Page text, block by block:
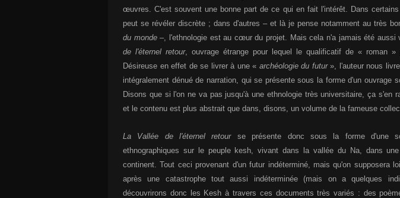
œuvres. C'est souvent une bonne part de ce qui en fait l'intérêt. Dans
peut se révéler discrète ; dans d'autres – et là je pense notamment au très
du monde –, l'ethnologie est au cœur du projet. Mais cela n'a jamais été aussi
de l'éternel retour, ouvrage étrange pour lequel le qualificatif de « roman »
Désireuse en effet de se livrer à une « archéologie du futur », l'auteur nous
intégralement dénué de narration, qui se présente sous la forme d'un ouvrage
Disons que si l'on ne va pas jusqu'à une ethnologie très universitaire, ça s'en
et le contenu est plus abstrait que dans, disons, un volume de la fameuse
La Vallée de l'éternel retour
se présente donc sous la forme d'une
ethnographiques sur le peuple kesh, vivant dans la vallée du Na, dans
continent. Tout ceci provenant d'un futur indéterminé, mais qu'on supposera
après une catastrophe tout aussi indéterminée (mais on a quelques
découvrirons donc les Kesh à travers ces documents très variés : des